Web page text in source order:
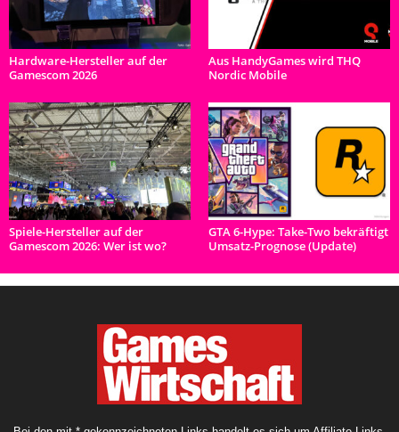
Hardware-Hersteller auf der
Gamescom 2026
Aus HandyGames wird THQ
Nordic Mobile
Spiele-Hersteller auf der
Gamescom 2026: Wer ist wo?
GTA 6-Hype: Take-Two bekräftigt
Umsatz-Prognose (Update)